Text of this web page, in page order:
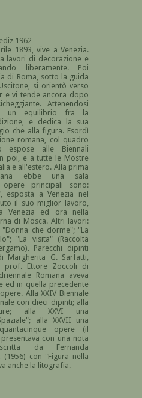
1962
1893, vive a Venezia.
lavori di decorazione e
liberamente. Poi
di Roma, sotto la guida
si orientò verso
e vi tende ancora dopo
Attenendosi
un equilibrio fra la
e dedica la sua
che alla figura. Esordì
romana, col quadro
espose alle Biennali
poi, e a tutte le Mostre
e all'estero. Alla prima
ebbe una sala
principali sono:
esposta a Venezia nel
il suo miglior lavoro,
Venezia ed ora nella
di Mosca. Altri lavori:
che dorme"; "La
"La visita" (Raccolta
Parecchi dipinti
G. Sarfatti,
prof. Ettore Zoccoli di
Romana aveva
ed in quella precedente
Alla XXIV Biennale
con dieci dipinti; alla
alla XXVI una
alla XXVII una
opere (il
con una nota
da Fernanda
(1956) con "Figura nella
anche la litografia.